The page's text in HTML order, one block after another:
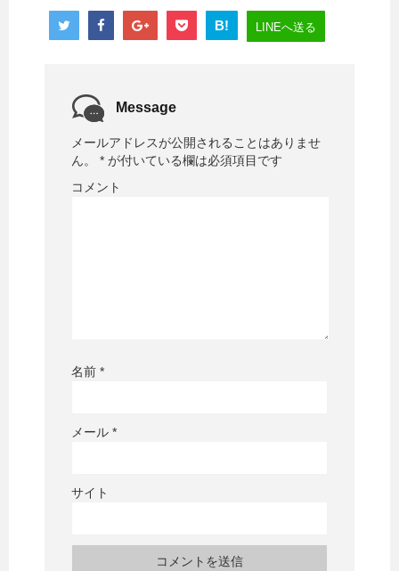
B! LINEへ送る
Message
メールアドレスが公開されることはありませ
ん。
* が付いている欄は必須項目です
コメント
名前 *
メール *
サイト